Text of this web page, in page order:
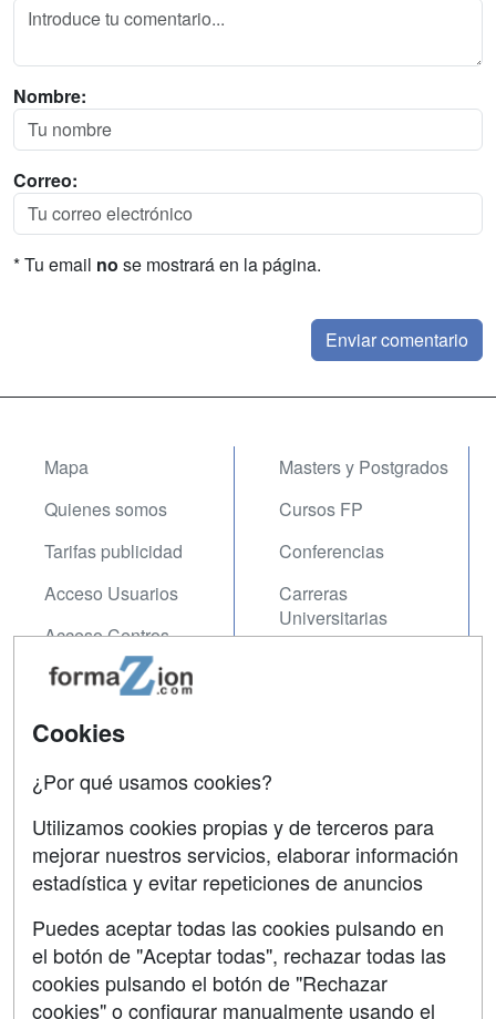
Nombre:
Correo:
* Tu email no se mostrará en la página.
Mapa
Quienes somos
Tarifas publicidad
Acceso Usuarios
Acceso Centros
Masters y Postgrados
Cursos FP
Conferencias
Carreras
Universitarias
Contactar
Copyleft
Grupo formazion:
Cookies
¿Por qué usamos cookies?
Utilizamos cookies propias y de terceros para
mejorar nuestros servicios, elaborar información
estadística y evitar repeticiones de anuncios
Puedes aceptar todas las cookies pulsando en
el botón de "Aceptar todas", rechazar todas las
cookies pulsando el botón de "Rechazar
cookies" o configurar manualmente usando el